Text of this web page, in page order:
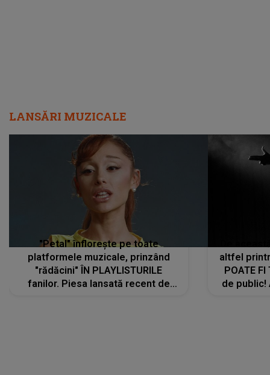
LANSĂRI MUZICALE
"Petal" înflorește pe toate
platformele muzicale, prinzând
"rădăcini" ÎN PLAYLISTURILE
fanilor. Piesa lansată recent de
altfel
POATE FI
de public!